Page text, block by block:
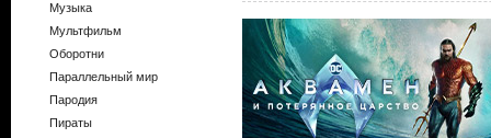
Музыка
Мультфильм
Оборотни
Параллельный мир
Пародия
Пираты